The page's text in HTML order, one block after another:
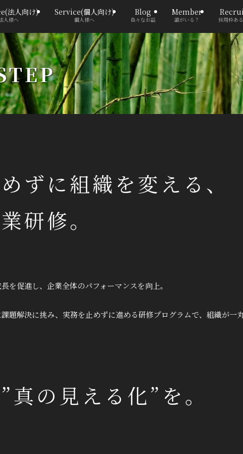
法人向け)
人様へ
Service(個人向け)
個人様へ
Blog
色々なお話
Member
誰がいる？ 採用枠あ
ずに組織を変える、
研修。
を促進し、企業全体のパフォーマンスを向上。
題解決に挑み、実務を止めずに進める研修プログラムで、組織が一
真の見える化”を。